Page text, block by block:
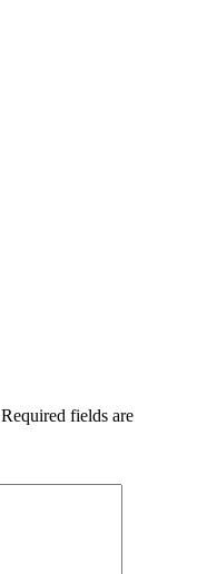
Required fields are